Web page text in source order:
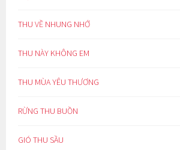
THU VỀ NHUNG NHỚ
THU NÀY KHÔNG EM
THU MÙA YÊU THƯƠNG
RỪNG THU BUỒN
GIÓ THU SẦU